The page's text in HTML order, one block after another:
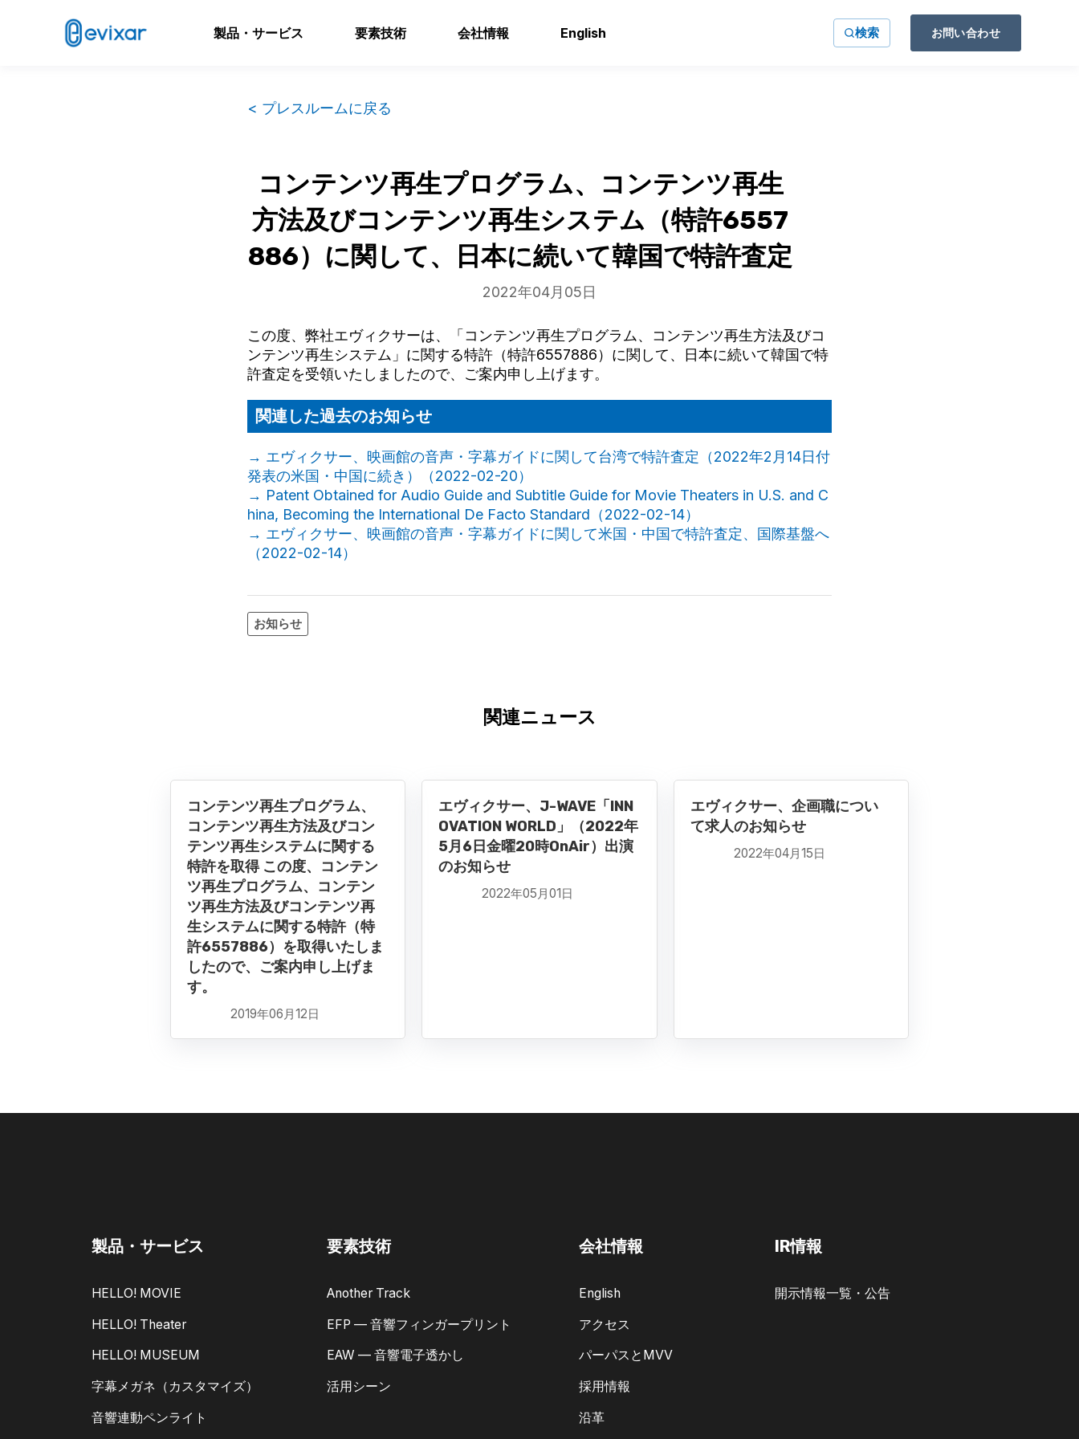
製品・サービス 要素技術 会社情報 English 検索 お問い合わせ
< プレスルームに戻る
コンテンツ再生プログラム、コンテンツ再生
方法及びコンテンツ再生システム（特許6557
886）に関して、日本に続いて韓国で特許査定
2022年04月05日
この度、弊社エヴィクサーは、「コンテンツ再生プログラム、コンテンツ再生方法及びコ
ンテンツ再生システム」に関する特許（特許6557886）に関して、日本に続いて韓国で特
許査定を受領いたしましたので、ご案内申し上げます。
関連した過去のお知らせ
→ エヴィクサー、映画館の音声・字幕ガイドに関して台湾で特許査定（2022年2月14日付
発表の米国・中国に続き）（2022-02-20）
→ Patent Obtained for Audio Guide and Subtitle Guide for Movie Theaters in U.S. and C
hina, Becoming the International De Facto Standard（2022-02-14）
→ エヴィクサー、映画館の音声・字幕ガイドに関して米国・中国で特許査定、国際基盤へ
（2022-02-14）
お知らせ
関連ニュース
コンテンツ再生プログラム、
コンテンツ再生方法及びコン
テンツ再生システムに関する
特許を取得 この度、コンテン
ツ再生プログラム、コンテン
ツ再生方法及びコンテンツ再
生システムに関する特許（特
許6557886）を取得いたしま
したので、ご案内申し上げま
す。
2019年06月12日
エヴィクサー、J-WAVE「INN
OVATION WORLD」（2022年
5月6日金曜20時OnAir）出演
のお知らせ
2022年05月01日
エヴィクサー、企画職につい
て求人のお知らせ
2022年04月15日
製品・サービス
HELLO! MOVIE
HELLO! Theater
HELLO! MUSEUM
字幕メガネ（カスタマイズ）
音響連動ペンライト
要素技術
Another Track
EFP — 音響フィンガープリント
EAW — 音響電子透かし
活用シーン
会社情報
English
アクセス
パーパスとMVV
採用情報
沿革
IR情報
開示情報一覧・公告